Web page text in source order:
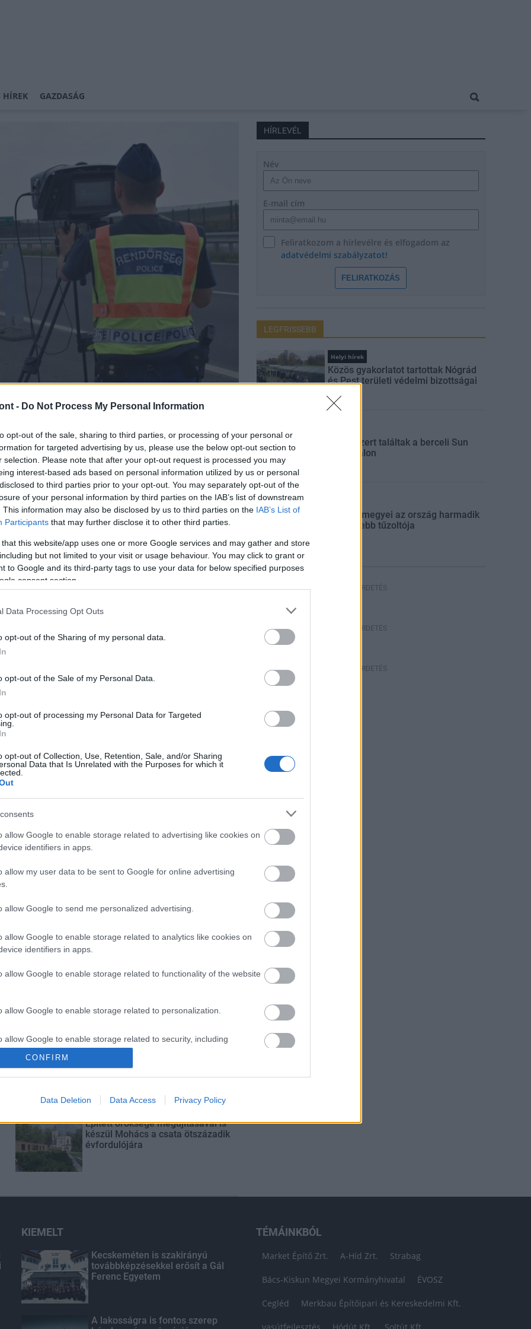
- Do Not Process My Personal Information
opt-out of the sale, sharing to third parties, or processing of your personal or
for targeted advertising by us, please use the below opt-out section to
selection. Please note that after your opt-out request is processed you may
interest-based ads based on personal information utilized by us or personal
to third parties prior to your opt-out. You may separately opt-out of the
of your personal information by third parties on the IAB’s list of downstream
This information may also be disclosed by us to third parties on the IAB’s List of
Participants that may further disclose it to other third parties.
that this website/app uses one or more Google services and may gather and store
but not limited to your visit or usage behaviour. You may click to grant or
to Google and its third-party tags to use your data for below specified purposes
consent section.
Data Processing Opt Outs
opt-out of the Sharing of my personal data.
opt-out of the Sale of my Personal Data.
opt-out of processing my Personal Data for Targeted
opt-out of Collection, Use, Retention, Sale, and/or Sharing
Data that Is Unrelated with the Purposes for which it
allow Google to enable storage related to advertising like cookies on
identifiers in apps.
allow my user data to be sent to Google for online advertising
allow Google to send me personalized advertising.
allow Google to enable storage related to analytics like cookies on
identifiers in apps.
allow Google to enable storage related to functionality of the website
allow Google to enable storage related to personalization.
allow Google to enable storage related to security, including
functionality and fraud prevention, and other user protection.
CONFIRM
Data Deletion Data Access Privacy Policy
HÍREK GAZDASÁG
illetékességi területén az alábbi
(Mátraverebély)
(Bátonyterenye külterülete)
(Vizslás-Újlak)
(Jobbágyi külterülete)
(Mátraszőlős külterülete)
mérföldköve a felülvizsgálat
árnyékában?
és közműhálózatának fejlesztése
Egyetlen, fél évszázados
vezetéken múlt Bicske vízellátása
Épített öröksége megújításával is
készül Mohács a csata ötszázadik
évfordulójára
HÍRLEVÉL
Név
E-mail cím
Feliratkozom a hírlevélre és elfogadom az
adatvédelmi szabályzatot!
FELIRATKOZÁS
LEGFRISSEBB
Helyi hírek
Közös gyakorlatot tartottak Nógrád
és Pest területi védelmi bizottságai
Kábítószert találtak a berceli Sun
Fesztiválon
Nógrád megyei az ország harmadik
legerősebb tűzoltója
HIRDETÉS
HIRDETÉS
HIRDETÉS
KIEMELT
Kecskeméten is szakirányú
továbbképzésekkel erősít a Gál
Ferenc Egyetem
A lakosságra is fontos szerep
TÉMÁINKBÓL
Market Építő Zrt. A-Híd Zrt. Strabag
Bács-Kiskun Megyei Kormányhivatal ÉVOSZ
Cegléd Merkbau Építőipari és Kereskedelmi Kft.